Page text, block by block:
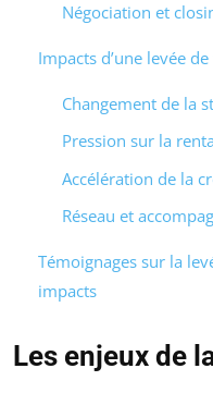
Négociation et
Impacts d’une levée
Changement de la
Pression sur la
Accélération de la
Réseau et
Témoignages sur la
impacts
Les enjeux de